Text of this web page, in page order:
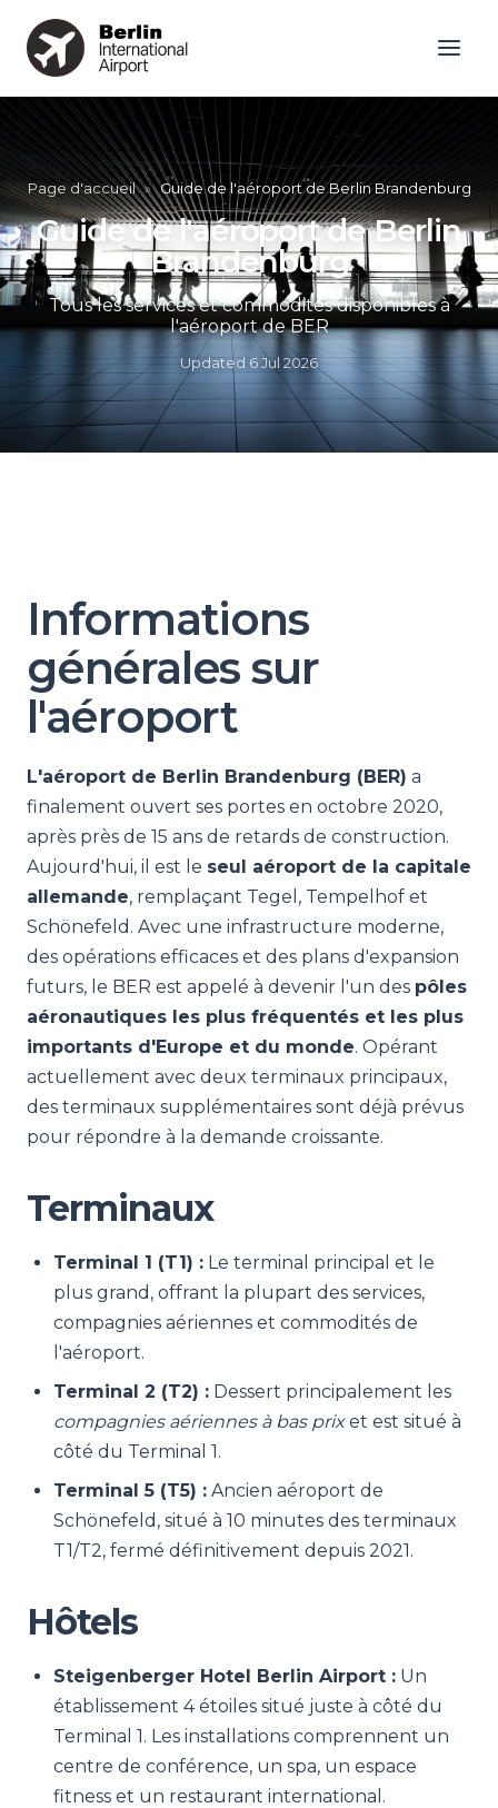
Page d'accueil » Guide de l'aéroport de Berlin Brandenburg
Guide de l'aéroport de Berlin
Brandenburg
Tous les services et commodités disponibles à
l'aéroport de BER
Updated 6 Jul 2026
Informations
générales sur
l'aéroport
L'aéroport de Berlin Brandenburg (BER) a
finalement ouvert ses portes en octobre 2020,
après près de 15 ans de retards de construction.
Aujourd'hui, il est le seul aéroport de la capitale
allemande, remplaçant Tegel, Tempelhof et
Schönefeld. Avec une infrastructure moderne,
des opérations efficaces et des plans d'expansion
futurs, le BER est appelé à devenir l'un des pôles
aéronautiques les plus fréquentés et les plus
importants d'Europe et du monde. Opérant
actuellement avec deux terminaux principaux,
des terminaux supplémentaires sont déjà prévus
pour répondre à la demande croissante.
Terminaux
Terminal 1 (T1) : Le terminal principal et le
plus grand, offrant la plupart des services,
compagnies aériennes et commodités de
l'aéroport.
Terminal 2 (T2) : Dessert principalement les
compagnies aériennes à bas prixet est situé à
côté du Terminal 1.
Terminal 5 (T5) : Ancien aéroport de
Schönefeld, situé à 10 minutes des terminaux
T1/T2, fermé définitivement depuis 2021.
Hôtels
Steigenberger Hotel Berlin Airport : Un
établissement 4 étoiles situé juste à côté du
Terminal 1. Les installations comprennent un
centre de conférence, un spa, un espace
fitness et un restaurant international.